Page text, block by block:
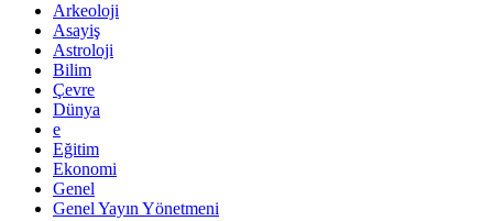
Arkeoloji
Asayiş
Astroloji
Bilim
Çevre
Dünya
e
Eğitim
Ekonomi
Genel
Genel Yayın Yönetmeni